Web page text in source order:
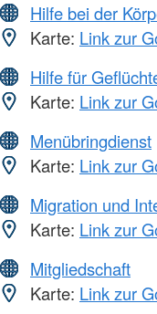
Hilfe bei der
Karte: Link zur
Hilfe für
Karte: Link zur
Menübringdienst
Karte: Link zur
Migration und
Karte: Link zur
Mitgliedschaft
Karte: Link zur